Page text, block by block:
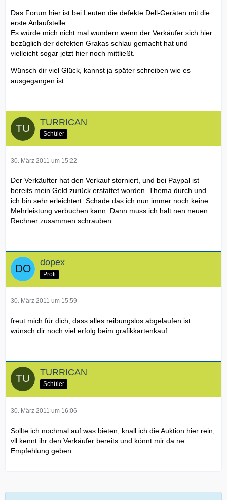
Das Forum hier ist bei Leuten die defekte Dell-Geräten mit die
erste Anlaufstelle.
Es würde mich nicht mal wundern wenn der Verkäufer sich hier
bezüglich der defekten Grakas schlau gemacht hat und
vielleicht sogar jetzt hier noch mittließt.
Wünsch dir viel Glück, kannst ja später schreiben wie es
ausgegangen ist.
TURRICAN
Schüler
30. März 2011 um 15:22
Der Verkäufter hat den Verkauf storniert, und bei Paypal ist
bereits mein Geld zurück erstattet worden. Thema durch und
ich bin sehr erleichtert. Schade das ich nun immer noch keine
Mehrleistung verbuchen kann. Dann muss ich halt nen neuen
Rechner zusammen schrauben.
dopex
Profi
30. März 2011 um 15:59
freut mich für dich, dass alles reibungslos abgelaufen ist.
wünsch dir noch viel erfolg beim grafikkartenkauf
TURRICAN
Schüler
30. März 2011 um 16:06
Sollte ich nochmal auf was bieten, knall ich die Auktion hier rein,
vll kennt ihr den Verkäufer bereits und könnt mir da ne
Empfehlung geben.